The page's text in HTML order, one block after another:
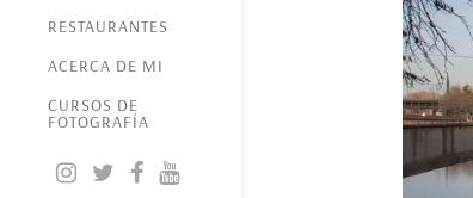
RESTAURANTES
ACERCA DE MI
CURSOS DE
FOTOGRAFÍA